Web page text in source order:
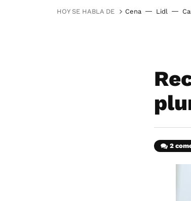
HOY SE HABLA DE Cena Lidl
2